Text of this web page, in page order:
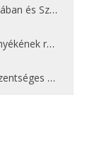
Szardínián
kincsei
éj!”